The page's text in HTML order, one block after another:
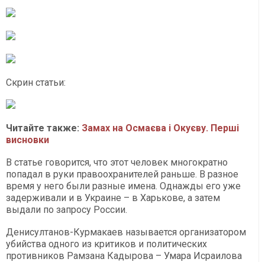
Скрин статьи:
Читайте также: Замах на Осмаєва і Окуєву. Перші
висновки
В статье говорится, что этот человек многократно
попадал в руки правоохранителей раньше. В разное
время у него были разные имена. Однажды его уже
задерживали и в Украине – в Харькове, а затем
выдали по запросу России.
Денисултанов-Курмакаев называется организатором
убийства одного из критиков и политических
противников Рамзана Кадырова – Умара Исраилова